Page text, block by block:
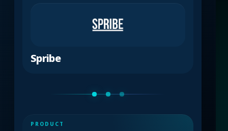
Spribe
PRODUCT